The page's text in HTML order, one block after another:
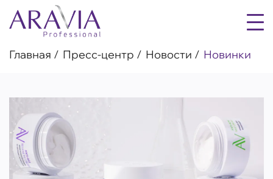
Главная Пресс-центр Новости Новинки